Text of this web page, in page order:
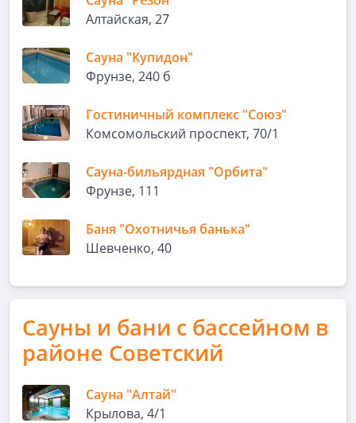
Алтайская, 27
Сауна "Купидон"
Фрунзе, 240 б
Гостиничный комплекс "Союз"
Комсомольский проспект, 70/1
Сауна-бильярдная "Орбита"
Фрунзе, 111
Баня "Охотничья банька"
Шевченко, 40
Сауны и бани с бассейном в
районе Советский
Сауна "Алтай"
Крылова, 4/1